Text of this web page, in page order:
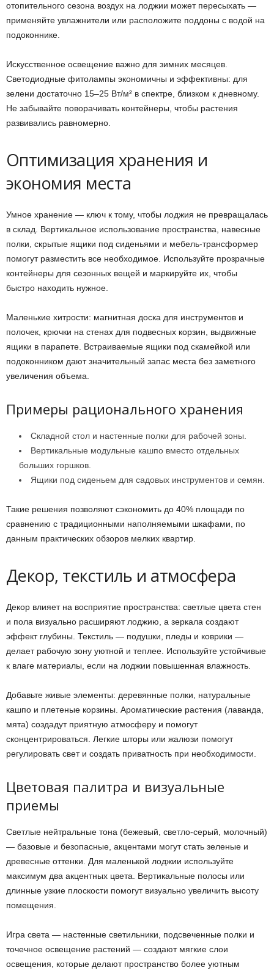
отопительного сезона воздух на лоджии может пересыхать —
применяйте увлажнители или расположите поддоны с водой на
подоконнике.
Искусственное освещение важно для зимних месяцев.
Светодиодные фитолампы экономичны и эффективны: для
зелени достаточно 15–25 Вт/м² в спектре, близком к дневному.
Не забывайте поворачивать контейнеры, чтобы растения
развивались равномерно.
Оптимизация хранения и
экономия места
Умное хранение — ключ к тому, чтобы лоджия не превращалась
в склад. Вертикальное использование пространства, навесные
полки, скрытые ящики под сиденьями и мебель-трансформер
помогут разместить все необходимое. Используйте прозрачные
контейнеры для сезонных вещей и маркируйте их, чтобы
быстро находить нужное.
Маленькие хитрости: магнитная доска для инструментов и
полочек, крючки на стенах для подвесных корзин, выдвижные
ящики в парапете. Встраиваемые ящики под скамейкой или
подоконником дают значительный запас места без заметного
увеличения объема.
Примеры рационального хранения
Складной стол и настенные полки для рабочей зоны.
Вертикальные модульные кашпо вместо отдельных
больших горшков.
Ящики под сиденьем для садовых инструментов и семян.
Такие решения позволяют сэкономить до 40% площади по
сравнению с традиционными наполняемыми шкафами, по
данным практических обзоров мелких квартир.
Декор, текстиль и атмосфера
Декор влияет на восприятие пространства: светлые цвета стен
и пола визуально расширяют лоджию, а зеркала создают
эффект глубины. Текстиль — подушки, пледы и коврики —
делает рабочую зону уютной и теплее. Используйте устойчивые
к влаге материалы, если на лоджии повышенная влажность.
Добавьте живые элементы: деревянные полки, натуральные
кашпо и плетеные корзины. Ароматические растения (лаванда,
мята) создадут приятную атмосферу и помогут
сконцентрироваться. Легкие шторы или жалюзи помогут
регулировать свет и создать приватность при необходимости.
Цветовая палитра и визуальные
приемы
Светлые нейтральные тона (бежевый, светло-серый, молочный)
— базовые и безопасные, акцентами могут стать зеленые и
древесные оттенки. Для маленькой лоджии используйте
максимум два акцентных цвета. Вертикальные полосы или
длинные узкие плоскости помогут визуально увеличить высоту
помещения.
Игра света — настенные светильники, подсвеченные полки и
точечное освещение растений — создают мягкие слои
освещения, которые делают пространство более уютным